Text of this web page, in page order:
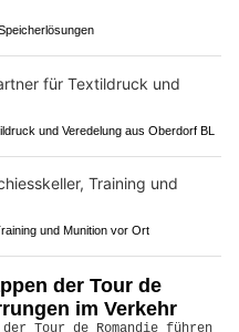
und Veredelung aus Oberdorf BL
und Munition vor Ort
der Tour de
im Verkehr